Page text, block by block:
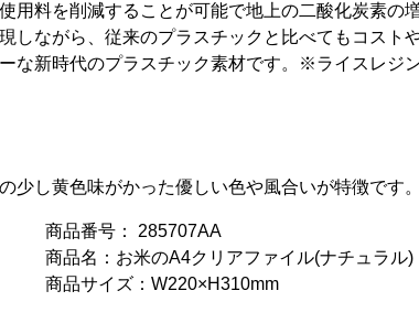
用料を削減することが可能で地上の二酸化炭素の
しながら、従来のプラスチックと比べてもコスト
な新時代のプラスチック素材です。※ライスレジ
少し黄色味がかった優しい色や風合いが特徴です。
商品番号： 285707AA
商品名：お米のA4クリアファイル(ナチュラル)
商品サイズ：W220×H310mm